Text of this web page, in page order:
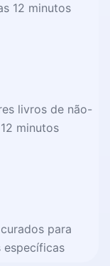
12 minutos
livros de não-
minutos
para
específicas